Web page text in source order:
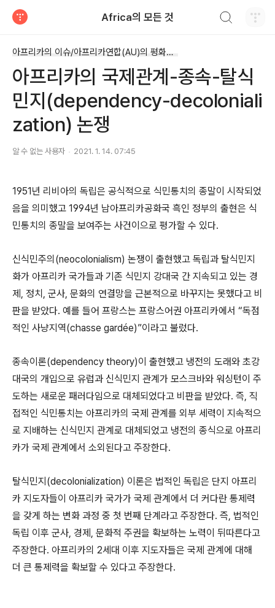
Africa의 모든 것
아프리카의 이슈/아프리카연합(AU)의 평화유지활동
아프리카의 국제관계-종속-탈식
민지(dependency-decoloniali
zation) 논쟁
알 수 없는 사용자 2021. 1. 14. 07:45
1951년 리비아의 독립은 공식적으로 식민통치의 종말이 시작되었
음을 의미했고 1994년 남아프리카공화국 흑인 정부의 출현은 식
민통치의 종말을 보여주는 사건이으로 평가할 수 있다.
신식민주의 (neocolonialism) 논쟁이 출현했고 독립과 탈식민지
화가 아프리카 국가들과 기존 식민지 강대국 간 지속되고 있는 경
제 , 정치 , 군사, 문화의 연결망을 근본적으로 바꾸지는 못했다고 비
판을 받았다. 예를 들어 프랑스는 프랑스어권 아프리카에서 “독점
적인 사냥지역(chasse gardée)”이라고 불렀다.
종속이론(dependency theory)이 출현했고 냉전의 도래와 초강
대국의 개입으로 유럽과 신식민지 관계가 모스크바와 워싱턴이 주
도하는 새로운 패러다임으로 대체되었다고 비판을 받았다. 즉, 직
접적인 식민통치는 아프리카의 국제 관계를 외부 세력이 지속적으
로 지배하는 신식민지 관계로 대체되었고 냉전의 종식으로 아프리
카가 국제 관계에서 소외된다고 주장한다.
탈식민지 (decolonialization) 이론은 법적인 독립은 단지 아프리
카 지도자들이 아프리카 국가가 국제 관계에서 더 커다란 통제력
을 갖게 하는 변화 과정 중 첫 번째 단계라고 주장한다. 즉, 법적인
독립 이후 군사, 경제 , 문화적 주권을 확보하는 노력이 뒤따른다고
주장한다. 아프리카의 2세대 이후 지도자들은 국제 관계에 대해
더 큰 통제력을 확보할 수 있다고 주장한다.